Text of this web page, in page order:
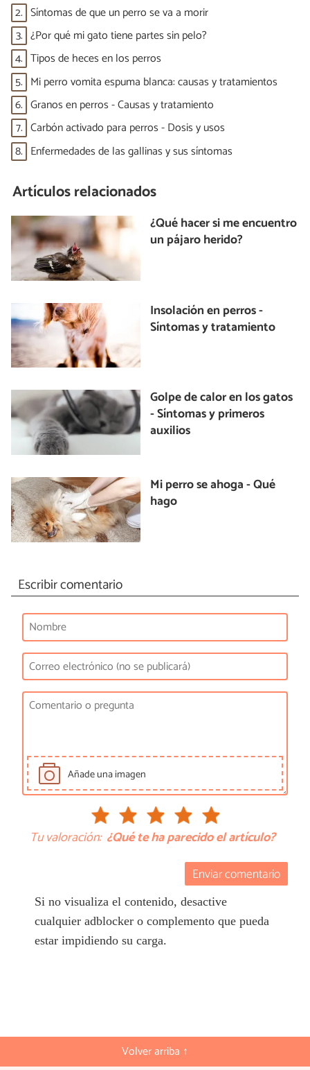
2. Síntomas de que un perro se va a morir
3. ¿Por qué mi gato tiene partes sin pelo?
4. Tipos de heces en los perros
5. Mi perro vomita espuma blanca: causas y tratamientos
6. Granos en perros - Causas y tratamiento
7. Carbón activado para perros - Dosis y usos
8. Enfermedades de las gallinas y sus síntomas
Artículos relacionados
¿Qué hacer si me encuentro
un pájaro herido?
Insolación en perros -
Síntomas y tratamiento
Golpe de calor en los gatos
- Síntomas y primeros
auxilios
Mi perro se ahoga - Qué
hago
Escribir comentario
Añade una imagen
Tu valoración: ¿Qué te ha parecido el artículo?
Enviar comentario
Si no visualiza el contenido, desactive
cualquier adblocker o complemento que pueda
estar impidiendo su carga.
Volver arriba ↑